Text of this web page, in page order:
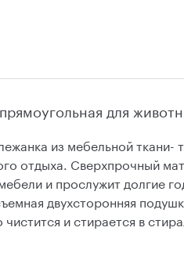
для
из мебельной
отдыха. Сверхпрочный
и прослужит долгие
двухсторонняя
и стирается в